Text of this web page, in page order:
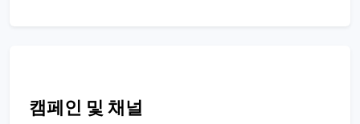
캠페인 및 채널